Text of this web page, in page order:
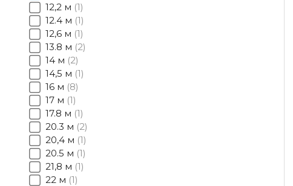
12,2 м 1
12.4 м 1
12,6 м 1
13.8 м 2
14 м 2
14,5 м 1
16 м 8
17 м 1
17.8 м 1
20.3 м 2
20,4 м 1
20.5 м 1
21,8 м 1
22 м 1